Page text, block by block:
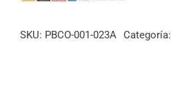
SKU: PBCO-001-023A Categoría: